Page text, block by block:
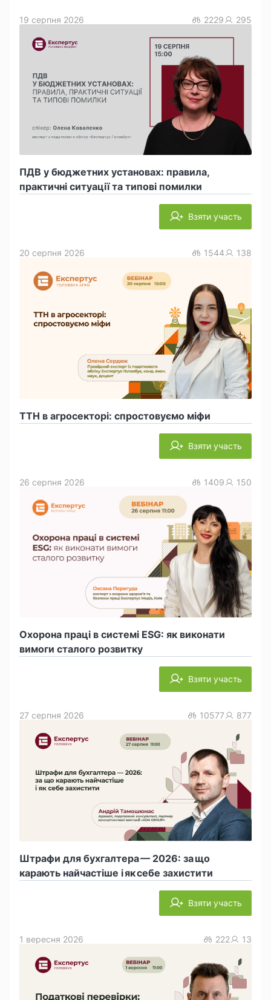
ПДВ у бюджетних установах: правила,
практичні ситуації та типові помилки
19 серпня 2026 2229 295
Взяти участь
ТТН в агросекторі: спростовуємо міфи
20 серпня 2026 1544 138
Взяти участь
Охорона праці в системі ESG: як виконати
вимоги сталого розвитку
26 серпня 2026 1409 150
Взяти участь
Штрафи для бухгалтера — 2026: за що
карають найчастіше і як себе захистити
27 серпня 2026 10577 877
Взяти участь
1 вересня 2026 222 13